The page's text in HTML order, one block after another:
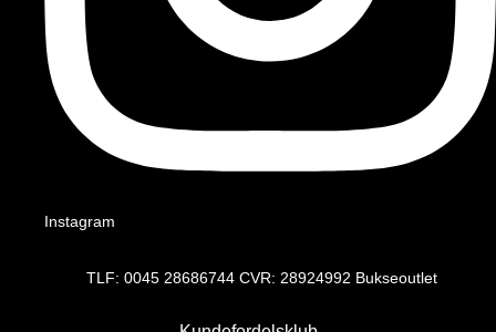
Instagram
TLF: 0045 28686744 CVR: 28924992 Bukseoutlet